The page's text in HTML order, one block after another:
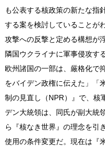
も公表する核政策の新たな指
する案を検討していることが
攻撃への反撃と定める構想が
隣国ウクライナに軍事侵攻す
欧州諸国の一部は、厳格化で
をバイデン政権に伝えた」「
制の見直し（NPR）』で、核
デン大統領は、同氏が副大統
ら『核なき世界』の理念を引
使用の条件変更だ。現在は『